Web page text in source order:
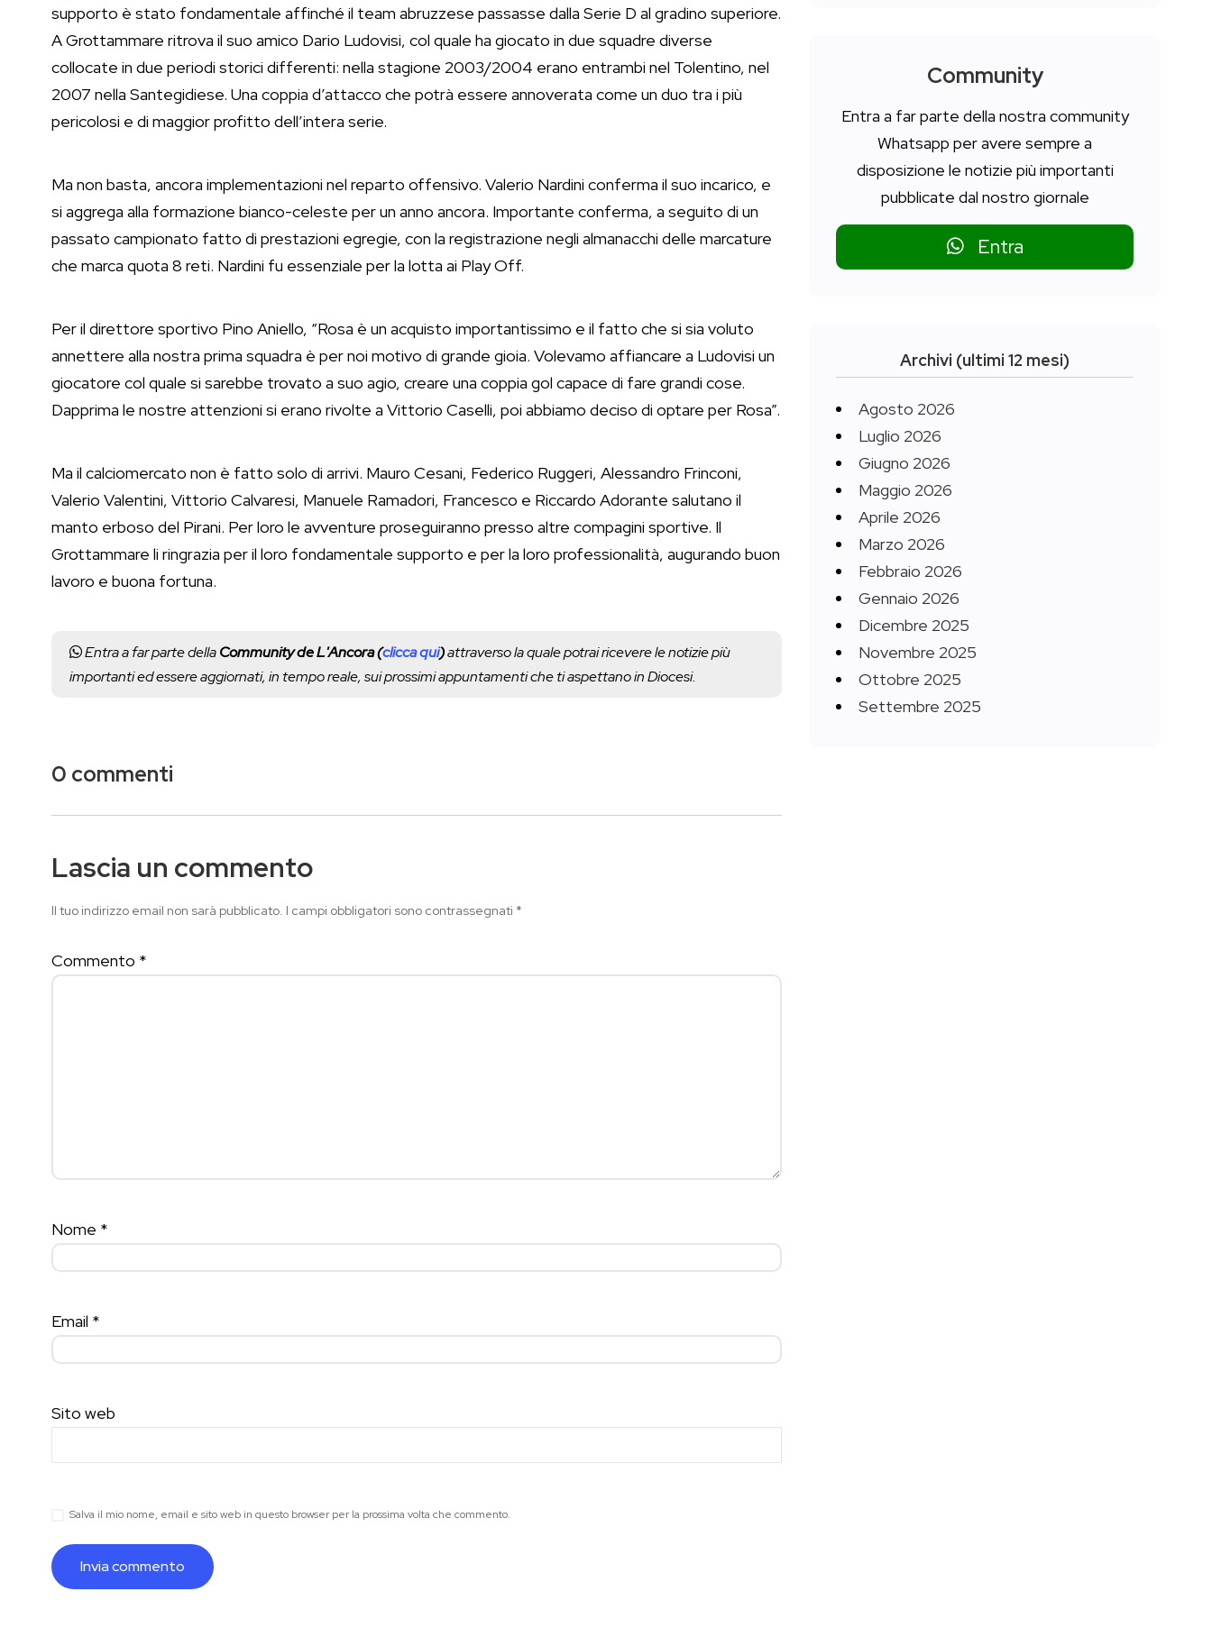
supporto è stato fondamentale affinché il team abruzzese passasse dalla Serie D al gradino superiore.
A Grottammare ritrova il suo amico Dario Ludovisi, col quale ha giocato in due squadre diverse
collocate in due periodi storici differenti: nella stagione 2003/2004 erano entrambi nel Tolentino, nel
2007 nella Santegidiese. Una coppia d’attacco che potrà essere annoverata come un duo tra i più
pericolosi e di maggior profitto dell’intera serie.
Ma non basta, ancora implementazioni nel reparto offensivo. Valerio Nardini conferma il suo incarico, e
si aggrega alla formazione bianco-celeste per un anno ancora. Importante conferma, a seguito di un
passato campionato fatto di prestazioni egregie, con la registrazione negli almanacchi delle marcature
che marca quota 8 reti. Nardini fu essenziale per la lotta ai Play Off.
Per il direttore sportivo Pino Aniello, “Rosa è un acquisto importantissimo e il fatto che si sia voluto
annettere alla nostra prima squadra è per noi motivo di grande gioia. Volevamo affiancare a Ludovisi un
giocatore col quale si sarebbe trovato a suo agio, creare una coppia gol capace di fare grandi cose.
Dapprima le nostre attenzioni si erano rivolte a Vittorio Caselli, poi abbiamo deciso di optare per Rosa”.
Ma il calciomercato non è fatto solo di arrivi. Mauro Cesani, Federico Ruggeri, Alessandro Frinconi,
Valerio Valentini, Vittorio Calvaresi, Manuele Ramadori, Francesco e Riccardo Adorante salutano il
manto erboso del Pirani. Per loro le avventure proseguiranno presso altre compagini sportive. Il
Grottammare li ringrazia per il loro fondamentale supporto e per la loro professionalità, augurando buon
lavoro e buona fortuna.
Entra a far parte dellaCommunity de L'Ancora (clicca qui)attraverso la quale potrai ricevere le notizie più
importanti ed essere aggiornati, in tempo reale, sui prossimi appuntamenti che ti aspettano in Diocesi.
0 commenti
Lascia un commento
Il tuo indirizzo email non sarà pubblicato. I campi obbligatori sono contrassegnati *
Commento *
Nome *
Email *
Sito web
Salva il mio nome, email e sito web in questo browser per la prossima volta che commento.
Community
Entra a far parte della nostra community
Whatsapp per avere sempre a
disposizione le notizie più importanti
pubblicate dal nostro giornale
Entra
Archivi (ultimi 12 mesi)
Agosto 2026
Luglio 2026
Giugno 2026
Maggio 2026
Aprile 2026
Marzo 2026
Febbraio 2026
Gennaio 2026
Dicembre 2025
Novembre 2025
Ottobre 2025
Settembre 2025